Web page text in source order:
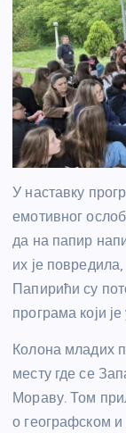
У наставку
емотивног
да на папир
их је повредила,
Папирићи су
програма који
Колона младих
месту где се
Мораву. Том
о географском и